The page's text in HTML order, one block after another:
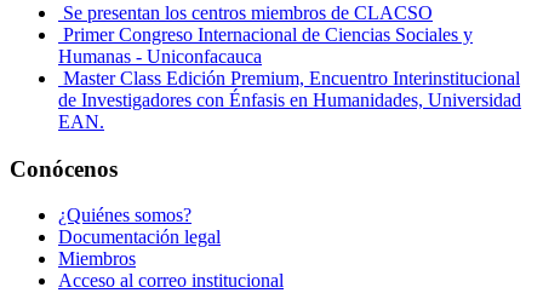
Se presentan los centros miembros de CLACSO
Primer Congreso Internacional de Ciencias Sociales y
Humanas - Uniconfacauca
Master Class Edición Premium, Encuentro Interinstitucional
de Investigadores con Énfasis en Humanidades, Universidad
EAN.
Conócenos
¿Quiénes somos?
Documentación legal
Miembros
Acceso al correo institucional